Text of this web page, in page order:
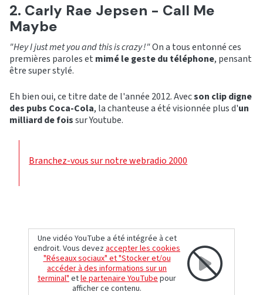
2. Carly Rae Jepsen - Call Me
Maybe
"Hey I just met you and this is crazy !"On a tous entonné ces
premières paroles et mimé le geste du téléphone, pensant
être super stylé.
Eh bien oui, ce titre date de l'année 2012. Avecson clip digne
des pubs Coca-Cola, la chanteuse a été visionnée plus d'un
milliard de foissur Youtube.
Branchez-vous sur notre webradio 2000
Une vidéo YouTube a été intégrée à cet
endroit. Vous devez accepter les cookies
"Réseaux sociaux" et "Stocker et/ou
accéder à des informations sur un
terminal" etle partenaire YouTube pour
afficher ce contenu.